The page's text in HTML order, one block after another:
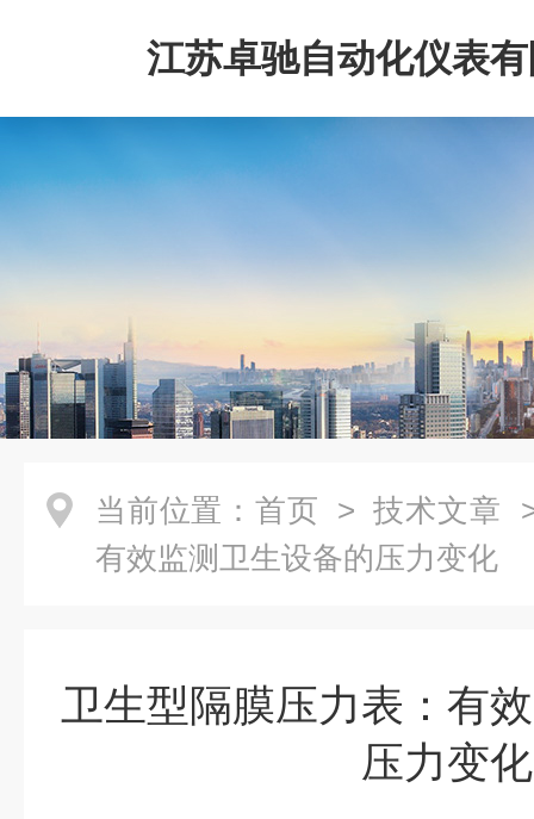
江苏卓驰自动化仪表
当前位置： 首页 > 技术文章
有效监测卫生设备的压力变化
卫生型隔膜压力表：有
压力变化